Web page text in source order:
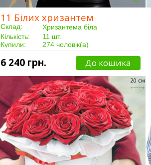
11 Білих хризантем
Склад:
Хризантема біла
Кількість:
11 шт.
Купили:
274 чоловік(а)
6 240 грн. До кошика
20 см